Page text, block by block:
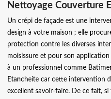
Nettoyage Couverture
Un crépi de façade est une
design à votre maison ; elle
protection contre les diverses
moisissure et pour son
à un professionnel comme
Etancheite car cette intervention
excellent savoir-faire. De ce fait,